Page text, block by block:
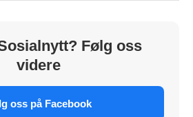
Følg oss
videre
oss på Facebook